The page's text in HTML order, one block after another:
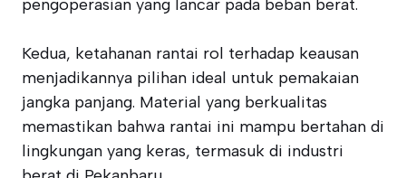
pengoperasian yang lancar pada beban berat.
Kedua, ketahanan rantai rol terhadap keausan
menjadikannya pilihan ideal untuk pemakaian
jangka panjang. Material yang berkualitas
memastikan bahwa rantai ini mampu bertahan di
lingkungan yang keras, termasuk di industri